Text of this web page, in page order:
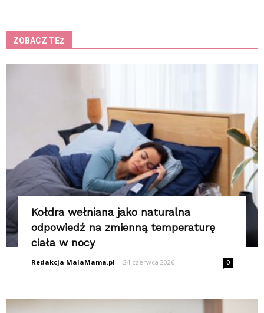
ZOBACZ TEŻ
Kołdra wełniana jako naturalna
odpowiedź na zmienną temperaturę
ciała w nocy
Redakcja MalaMama.pl - 24 czerwca 2026 0